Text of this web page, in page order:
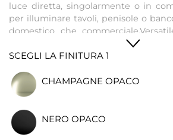
luce diretta, singolarmente o in
per illuminare tavoli, penisole o
domestico che
varie dimensioni- mini, small,
diverse finiture.
SCEGLI LA FINITURA 1
CHAMPAGNE OPACO
NERO OPACO